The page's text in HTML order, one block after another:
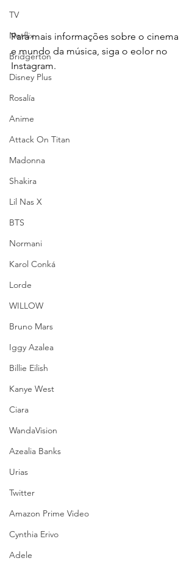
TV
Netflix
Bridgerton
Disney Plus
Rosalía
Anime
Attack On Titan
Madonna
Shakira
Lil Nas X
BTS
Normani
Karol Conká
Lorde
WILLOW
Bruno Mars
Iggy Azalea
Billie Eilish
Kanye West
Ciara
WandaVision
Azealia Banks
Urias
Twitter
Amazon Prime Video
Cynthia Erivo
Adele
Para mais informações sobre o cinema
e mundo da música, siga o eolor no
Instagram.